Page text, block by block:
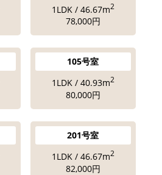
1LDK / 46.67m2
78,000円
105号室
1LDK / 40.93m2
80,000円
201号室
1LDK / 46.67m2
82,000円